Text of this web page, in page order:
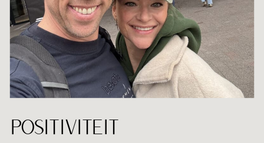
POSITIVITEIT